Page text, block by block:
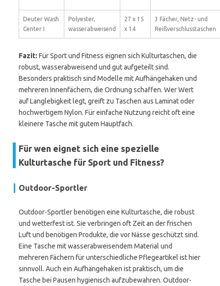
Deuter Wash
Center I
Polyester,
wasserabweisend
27 x 15
x 14
3 Fächer, Netz- und
Reißverschlusstaschen
Fazit: Für Sport und Fitness eignen sich Kulturtaschen, die
robust, wasserabweisend und gut aufgeteilt sind.
Besonders praktisch sind Modelle mit Aufhängehaken und
mehreren Innenfächern, die Ordnung schaffen. Wer Wert
auf Langlebigkeit legt, greift zu Taschen aus Laminat oder
hochwertigem Nylon. Für einfache Nutzung reicht oft eine
kleinere Tasche mit gutem Hauptfach.
Für wen eignet sich eine spezielle
Kulturtasche für Sport und Fitness?
Outdoor-Sportler
Outdoor-Sportler benötigen eine Kulturtasche, die robust
und wetterfest ist. Sie verbringen oft Zeit an der frischen
Luft und benötigen Produkte, die vor Nässe geschützt sind.
Eine Tasche mit wasserabweisendem Material und
mehreren Fächern für unterschiedliche Pflegeartikel ist hier
sinnvoll. Auch ein Aufhängehaken ist praktisch, um die
Tasche bei Pausen hygienisch aufzubewahren. Outdoor-